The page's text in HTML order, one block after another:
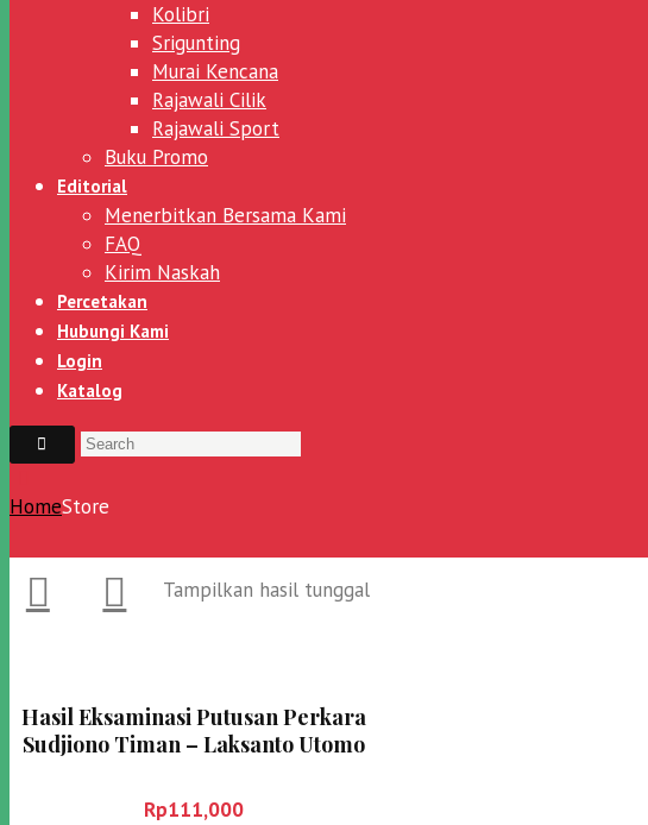
Kolibri
Srigunting
Murai Kencana
Rajawali Cilik
Rajawali Sport
Buku Promo
Editorial
Menerbitkan Bersama Kami
FAQ
Kirim Naskah
Percetakan
Hubungi Kami
Login
Katalog
HomeStore
Tampilkan hasil tunggal
Hasil Eksaminasi Putusan Perkara
Sudjiono Timan – Laksanto Utomo
Rp111,000